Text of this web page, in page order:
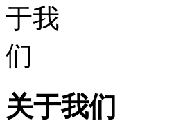
关于我们